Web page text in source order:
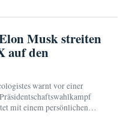
Musk streiten
auf den
warnt vor einer
mit einem persönlichen